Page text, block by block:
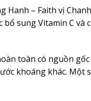
– Faith vị
sung Vitamin C và
toàn có nguồn
khoáng khác. Một